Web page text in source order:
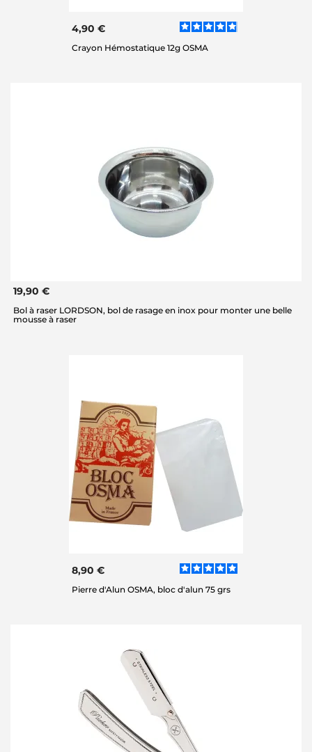
4,90 €
Crayon Hémostatique 12g OSMA
19,90 €
Bol à raser LORDSON, bol de rasage en inox pour monter une belle
mousse à raser
8,90 €
Pierre d'Alun OSMA, bloc d'alun 75 grs